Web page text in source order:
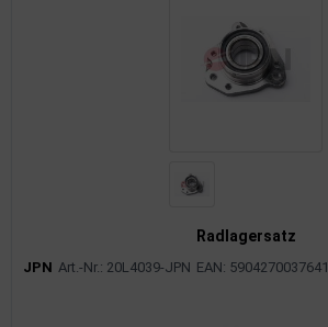
Radlagersatz
JPN Art.-Nr.: 20L4039-JPN EAN: 5904270037641